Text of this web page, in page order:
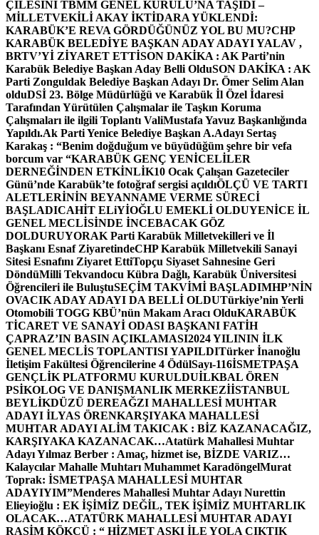
ÇİLESİNİ TBMM GENEL KURULU’NA TAŞIDI –
MİLLETVEKİLİ AKAY İKTİDARA YÜKLENDİ:
KARABÜK’E REVA GÖRDÜĞÜNÜZ YOL BU MU?CHP
KARABÜK BELEDİYE BAŞKAN ADAY ADAYI YALAV ,
BRTV’Yİ ZİYARET ETTİSON DAKİKA : AK Parti’nin
Karabük Belediye Başkan Aday Belli OlduSON DAKİKA : AK
Parti Zonguldak Belediye Başkan Adayı Dr. Ömer Selim Alan
olduDSİ 23. Bölge Müdürlüğü ve Karabük İl Özel İdaresi
Tarafından Yürütülen Çalışmalar ile Taşkın Koruma
Çalışmaları ile ilgili Toplantı ValiMustafa Yavuz Başkanlığında
Yapıldı.Ak Parti Yenice Belediye Başkan A.Adayı Sertaş
Karakaş : “Benim doğduğum ve büyüdüğüm şehre bir vefa
borcum var “KARABÜK GENÇ YENİCELİLER
DERNEĞİNDEN ETKİNLİK10 Ocak Çalışan Gazeteciler
Günü’nde Karabük’te fotoğraf sergisi açıldıÖLÇÜ VE TARTI
ALETLERİNİN BEYANNAME VERME SÜRECİ
BAŞLADICAHİT ELiYİOĞLU EMEKLİ OLDUYENİCE İL
GENEL MECLİSİNDE İNCEBACAK GÖZ
DOLDURUYORAK Parti Karabük Milletvekilleri ve İl
Başkanı Esnaf ZiyaretindeCHP Karabük Milletvekili Sanayi
Sitesi Esnafını Ziyaret EttiTopçu Siyaset Sahnesine Geri
DöndüMilli Tekvandocu Kübra Dağlı, Karabük Üniversitesi
Öğrencileri ile BuluştuSEÇİM TAKVİMİ BAŞLADIMHP’NİN
OVACIK ADAY ADAYI DA BELLİ OLDUTürkiye’nin Yerli
Otomobili TOGG KBÜ’nün Makam Aracı OlduKARABÜK
TİCARET VE SANAYİ ODASI BAŞKANI FATİH
ÇAPRAZ’IN BASIN AÇIKLAMASI2024 YILININ İLK
GENEL MECLİS TOPLANTISI YAPILDITürker İnanoğlu
İletişim Fakültesi Öğrencilerine 4 ÖdülSayı-116İSMETPAŞA
GENÇLİK PLATFORMU KURULDUİLKBAL ÖREN
PSİKOLOG VE DANIŞMANLIK MERKEZİİSTANBUL
BEYLİKDÜZÜ DEREAĞZI MAHALLESİ MUHTAR
ADAYI İLYAS ÖRENKARŞIYAKA MAHALLESİ
MUHTAR ADAYI ALİM TAKICAK : BİZ KAZANACAĞIZ,
KARŞIYAKA KAZANACAK…Atatürk Mahallesi Muhtar
Adayı Yılmaz Berber : Amaç, hizmet ise, BİZDE VARIZ…
Kalaycılar Mahalle Muhtarı Muhammet KaradöngelMurat
Toprak: İSMETPAŞA MAHALLESİ MUHTAR
ADAYIYIM”Menderes Mahallesi Muhtar Adayı Nurettin
Elieyioğlu : EK İŞİMİZ DEĞİL, TEK İŞİMİZ MUHTARLIK
OLACAK…ATATÜRK MAHALLESİ MUHTAR ADAYI
RASİM KÖKÇÜ : “ HİZMET AŞKI İLE YOLA ÇIKTIK